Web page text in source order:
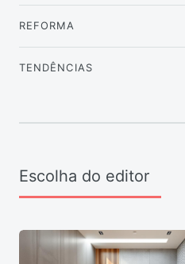
REFORMA
TENDÊNCIAS
Escolha do editor